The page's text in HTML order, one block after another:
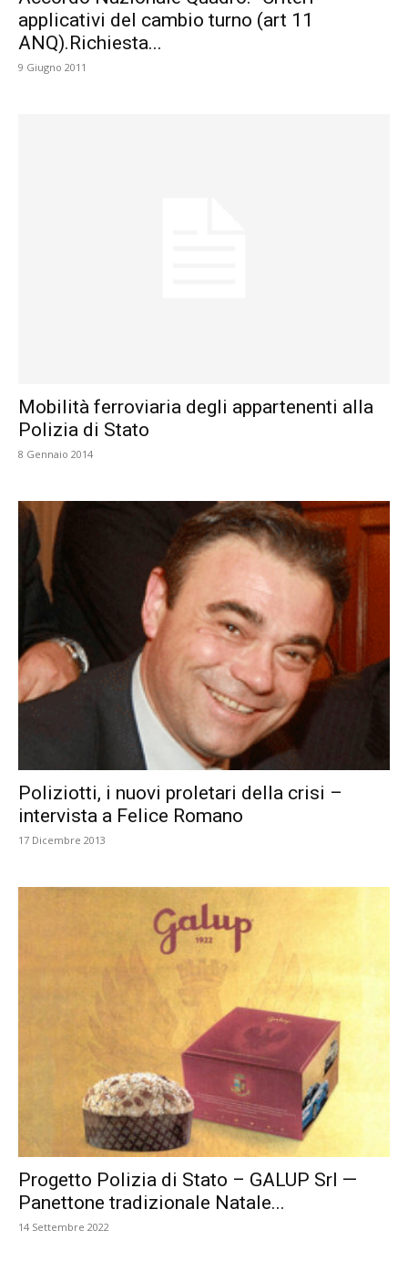
applicativi del cambio turno (art 11
ANQ).Richiesta...
9 Giugno 2011
Mobilità ferroviaria degli appartenenti alla
Polizia di Stato
8 Gennaio 2014
Poliziotti, i nuovi proletari della crisi –
intervista a Felice Romano
17 Dicembre 2013
Progetto Polizia di Stato – GALUP Srl —
Panettone tradizionale Natale...
14 Settembre 2022